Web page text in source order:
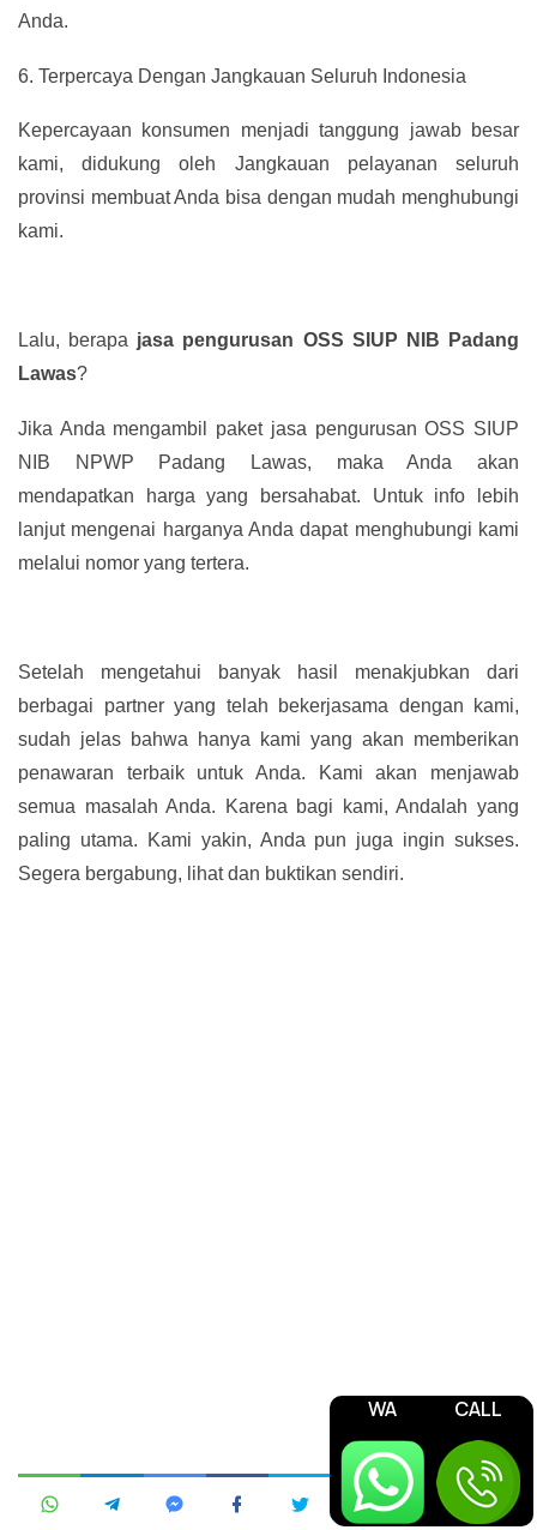
Anda.
6. Terpercaya Dengan Jangkauan Seluruh Indonesia
Kepercayaan konsumen menjadi tanggung jawab besar
kami, didukung oleh Jangkauan pelayanan seluruh
provinsi membuat Anda bisa dengan mudah menghubungi
kami.
Lalu, berapa jasa pengurusan OSS SIUP NIB Padang
Lawas?
Jika Anda mengambil paket jasa pengurusan OSS SIUP
NIB NPWP Padang Lawas, maka Anda akan
mendapatkan harga yang bersahabat. Untuk info lebih
lanjut mengenai harganya Anda dapat menghubungi kami
melalui nomor yang tertera.
Setelah mengetahui banyak hasil menakjubkan dari
berbagai partner yang telah bekerjasama dengan kami,
sudah jelas bahwa hanya kami yang akan memberikan
penawaran terbaik untuk Anda. Kami akan menjawab
semua masalah Anda. Karena bagi kami, Andalah yang
paling utama. Kami yakin, Anda pun juga ingin sukses.
Segera bergabung, lihat dan buktikan sendiri.
Jasa Pengurusan OSS
WA CALL